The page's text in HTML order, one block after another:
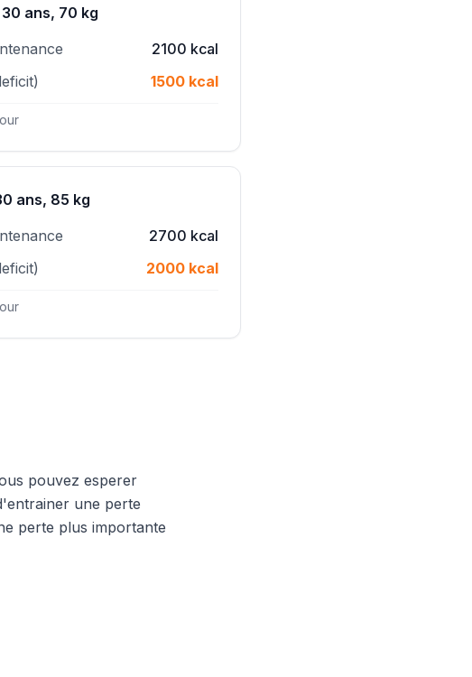
ans, 70 kg
2100 kcal
1500 kcal
ans, 85 kg
2700 kcal
2000 kcal
pouvez esperer
une perte
perte plus importante